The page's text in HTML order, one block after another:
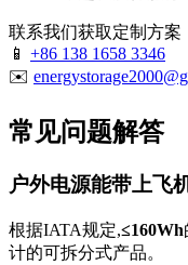
联系我们获取定制方案
📱 +86 138 1658 3346
✉️
常见问题解答
户外电源能带上飞
根据IATA规定,≤160Wh
计的可拆分式产品。